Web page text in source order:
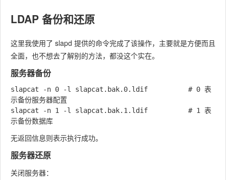
LDAP 备份和还原
这里我使用了 slapd 提供的命令完成了该操作，主要就是方便而且
全面，也不想去了解别的方法，都没这个实在。
服务器备份
slapcat -n 0 -l slapcat.bak.0.ldif			# 0 表
示备份服务器配置
slapcat -n 1 -l slapcat.bak.1.ldif			# 1 表
无返回信息则表示执行成功。
服务器还原
关闭服务器：